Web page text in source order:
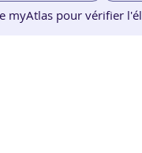
myAtlas pour vérifier